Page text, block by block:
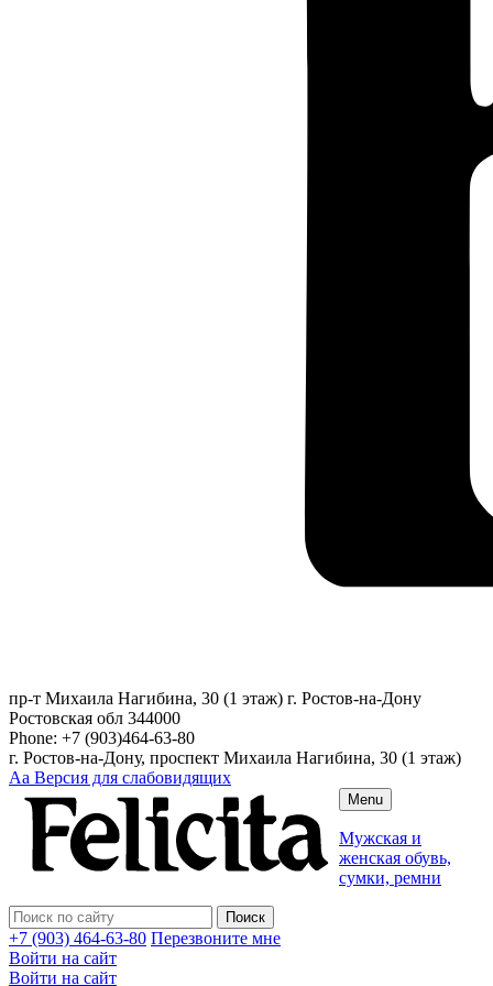
пр-т Михаила Нагибина, 30 (1 этаж) г. Ростов-на-Дону
Ростовская обл 344000
Phone: +7 (903)464-63-80
г. Ростов-на-Дону, проспект Михаила Нагибина, 30 (1 этаж)
Аа Версия для слабовидящих
Menu
Мужская и
женская обувь,
сумки, ремни
+7 (903) 464-63-80 Перезвоните мне
Войти на сайт
Войти на сайт